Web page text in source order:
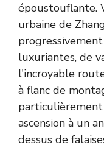
époustouflante.
urbaine de
luxuriantes, de
l'incroyable
à flanc de
ascension à un
dessus de